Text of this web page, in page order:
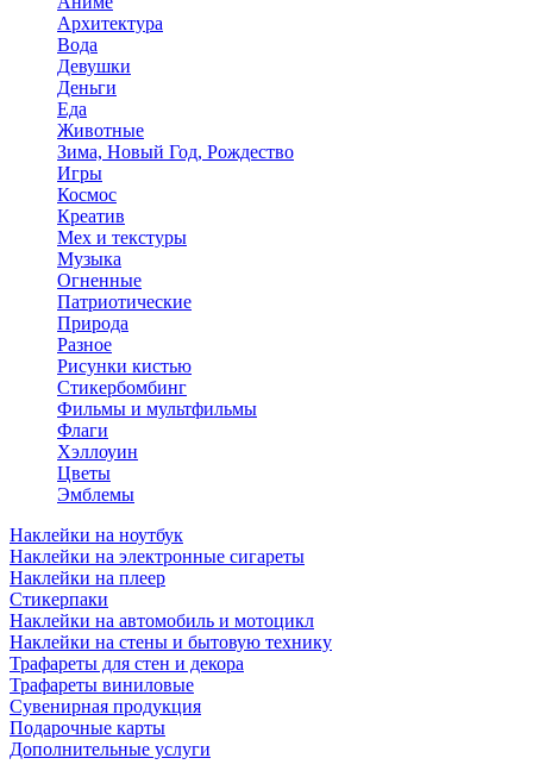
Архитектура
Вода
Девушки
Деньги
Еда
Животные
Зима, Новый Год, Рождество
Игры
Космос
Креатив
Мех и текстуры
Музыка
Огненные
Патриотические
Природа
Разное
Рисунки кистью
Стикербомбинг
Фильмы и мультфильмы
Флаги
Хэллоуин
Цветы
Эмблемы
Наклейки на ноутбук
Наклейки на электронные сигареты
Наклейки на плеер
Стикерпаки
Наклейки на автомобиль и мотоцикл
Наклейки на стены и бытовую технику
Трафареты для стен и декора
Трафареты виниловые
Сувенирная продукция
Подарочные карты
Дополнительные услуги